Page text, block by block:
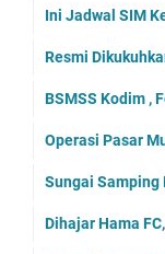
Ini Jadwal SIM
Resmi
BSMSS Kodim ,
Operasi Pasar
Sungai Samping
Dihajar Hama